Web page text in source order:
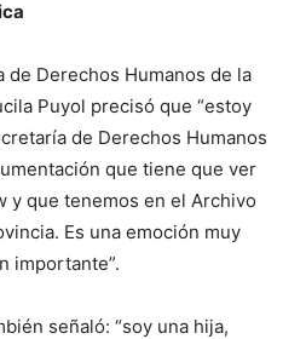
Derechos Humanos de la
Puyol precisó que “estoy
de Derechos Humanos
que tiene que ver
y que tenemos en el Archivo
Es una emoción muy
importante”.
señaló: “soy una hija,